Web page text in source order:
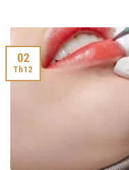
02
Th12